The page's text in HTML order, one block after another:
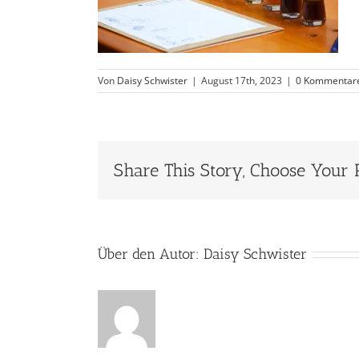
Von Daisy Schwister | August 17th, 2023 | 0
Share This Story, Choose Your
Über den Autor: Daisy Schwister